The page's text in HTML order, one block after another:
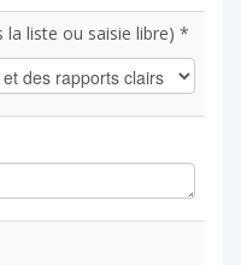
la liste ou saisie libre) *